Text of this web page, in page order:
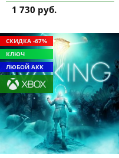
1 730 руб.
СКИДКА -67%
КЛЮЧ
ЛЮБОЙ АКК